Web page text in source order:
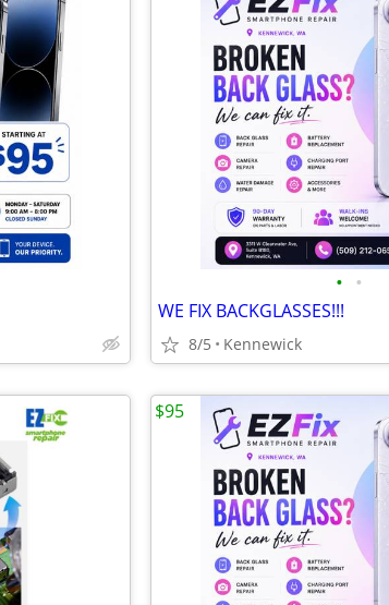
• •
WE FIX BACKGLASSES!!!
8/5 Kennewick
$95